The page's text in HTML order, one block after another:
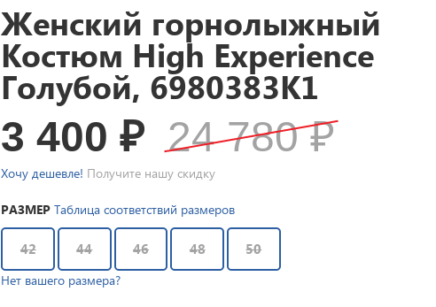
Женский горнолыжный
Костюм High Experience
Голубой, 6980383K1
3 400₽ 24 780₽
Хочу дешевле! Получите нашу скидку
РАЗМЕР Таблица соответствий размеров
42 44 46 48 50
Нет вашего размера?